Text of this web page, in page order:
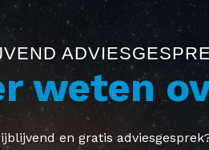
weten
en gratis